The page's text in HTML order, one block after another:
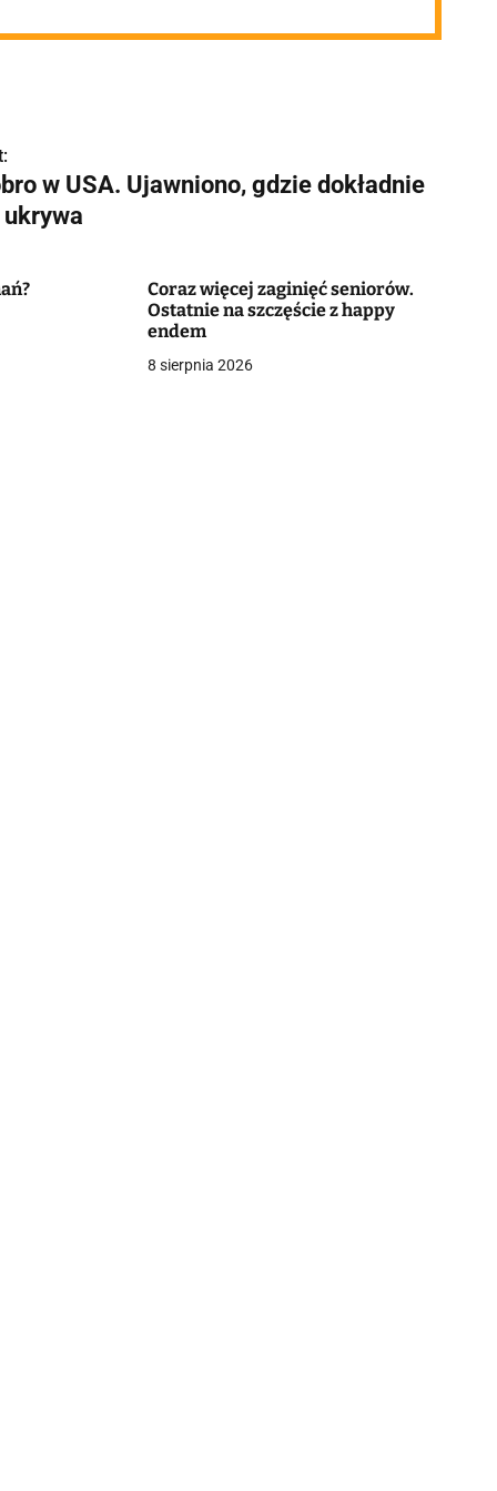
w USA. Ujawniono, gdzie dokładnie
Coraz więcej zaginięć seniorów.
Ostatnie na szczęście z happy
endem
8 sierpnia 2026